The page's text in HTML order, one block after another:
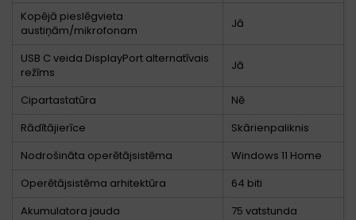
Kopējā pieslēgvieta
austiņām/mikrofonam
Jā
USB C veida DisplayPort alternatīvais
režīms
Jā
Cipartastatūra
Nē
Rādītājierīce
Skārienpaliknis
Nodrošināta operētājsistēma
Windows 11 Home
Operētājsistēma arhitektūra
64 biti
Akumulatora jauda
75 vatstunda